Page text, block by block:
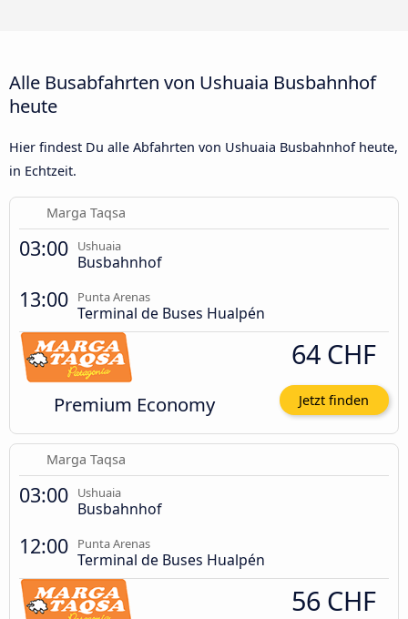
Alle Busabfahrten von Ushuaia Busbahnhof
heute
Hier findest Du alle Abfahrten von Ushuaia Busbahnhof heute,
in Echtzeit.
Marga Taqsa
03:00 Ushuaia
Busbahnhof
13:00 Punta Arenas
Terminal de Buses Hualpén
Premium Economy
64 CHF
Jetzt finden
Marga Taqsa
03:00 Ushuaia
Busbahnhof
12:00 Punta Arenas
Terminal de Buses Hualpén
56 CHF